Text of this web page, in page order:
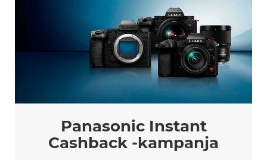
Panasonic Instant
Cashback -kampanja